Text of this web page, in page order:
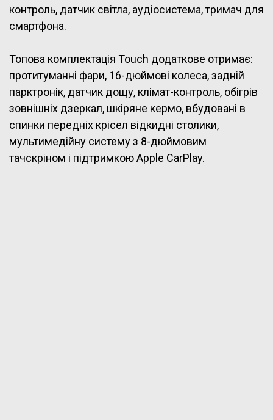
контроль, датчик світла, аудіосистема, тримач для
смартфона.
Топова комплектація Touch додаткове отримає:
протитуманні фари, 16-дюймові колеса, задній
парктронік, датчик дощу, клімат-контроль, обігрів
зовнішніх дзеркал, шкіряне кермо, вбудовані в
спинки передніх крісел відкидні столики,
мультимедійну систему з 8-дюймовим
тачскріном і підтримкою Apple CarPlay.